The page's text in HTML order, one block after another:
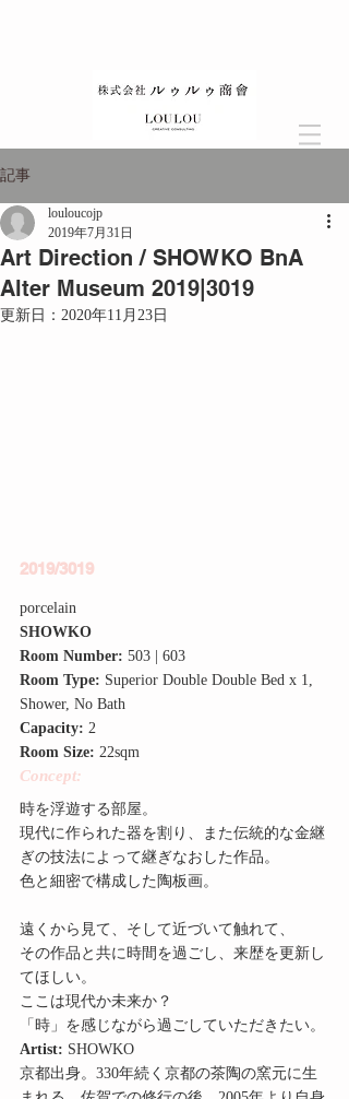
記事
Art Direction / SHOWKO BnA
Alter Museum 2019|3019
louloucojp
2019年7月31日
更新日： 2020年11月23日
2019/3019
porcelain
SHOWKO
Room Number: 503 | 603
Room Type: Superior Double Double Bed x 1,
Shower, No Bath
Capacity: 2
Room Size: 22sqm
Concept:
時を浮遊する部屋。
現代に作られた器を割り、また伝統的な金継
ぎの技法によって継ぎなおした作品。
色と細密で構成した陶板画。
遠くから見て、そして近づいて触れて、
その作品と共に時間を過ごし、来歴を更新し
てほしい。
ここは現代か未来か？
「時」を感じながら過ごしていただきたい。
Artist: SHOWKO
京都出身。330年続く京都の茶陶の窯元に生